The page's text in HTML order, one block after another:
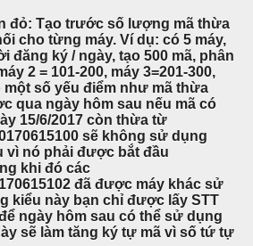
đỏ: Tạo trước số lượng mã thừa
cho từng máy. Ví dụ: có 5 máy,
đăng ký / ngày, tạo 500 mã, phân
2 = 101-200, máy 3=201-300,
số yếu điểm như mã thừa
qua ngày hôm sau nếu mã có
15/6/2017 còn thừa từ
sẽ không sử dụng
vì nó phải được bắt đầu
khi đó các
đã được máy khác sử
kiểu này bạn chỉ được lấy STT
ngày hôm sau có thể sử dụng
sẽ làm tăng ký tự mã vì số tứ tự